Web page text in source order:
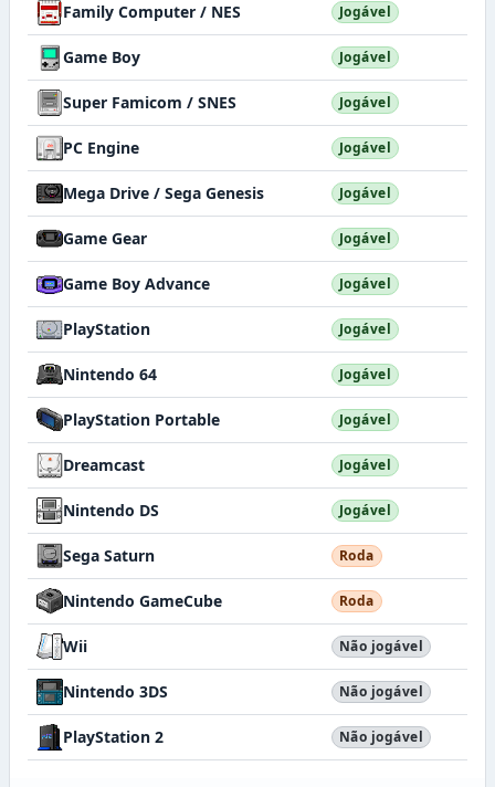
Family Computer / NES Jogável
Game Boy Jogável
Super Famicom / SNES Jogável
PC Engine Jogável
Mega Drive / Sega Genesis Jogável
Game Gear Jogável
Game Boy Advance Jogável
PlayStation Jogável
Nintendo 64 Jogável
PlayStation Portable Jogável
Dreamcast Jogável
Nintendo DS Jogável
Sega Saturn Roda
Nintendo GameCube Roda
Wii Não jogável
Nintendo 3DS Não jogável
PlayStation 2 Não jogável